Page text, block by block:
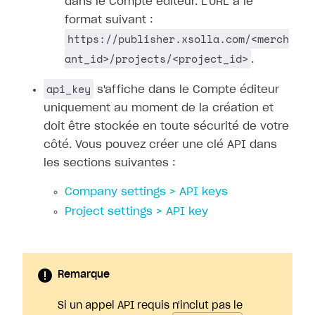
format suivant :
https://publisher.xsolla.com/<merch
ant_id>/projects/<project_id> .
api_key
s'affiche dans le Compte éditeur
uniquement au moment de la création et
doit être stockée en toute sécurité de votre
côté. Vous pouvez créer une clé API dans
les sections suivantes :
Company settings > API keys
Project settings > API key
Remarque
Si un appel API requis n'inclut pas le